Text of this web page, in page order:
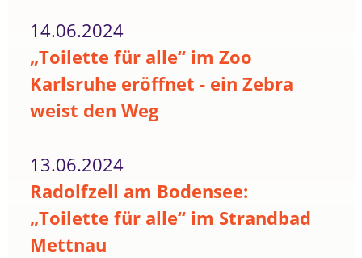
14.06.2024
„Toilette für alle“ im Zoo
Karlsruhe eröffnet - ein Zebra
weist den Weg
13.06.2024
Radolfzell am Bodensee:
„Toilette für alle“ im Strandbad
Mettnau